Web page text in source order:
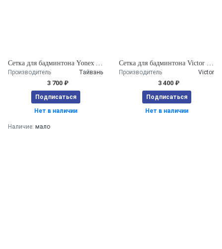
Сетка для бадминтона Yonex AC152EX
Производитель Тайвань
3 700 ₽
Подписаться
Нет в наличии
Наличие: мало
Сетка для бадминтона Victor C 7005
Производитель Victor
3 400 ₽
Подписаться
Нет в наличии